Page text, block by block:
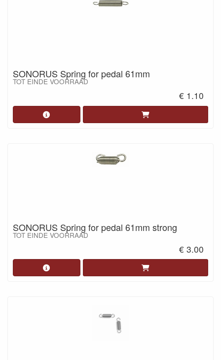
SONORUS Spring for pedal 61mm
TOT EINDE VOORRAAD
€ 1.10
SONORUS Spring for pedal 61mm strong
TOT EINDE VOORRAAD
€ 3.00